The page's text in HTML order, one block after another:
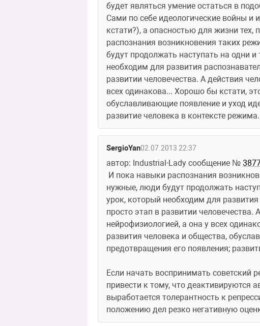
будет являться умение остаться в
Сами по себе идеологические войны
кстати?), а опасностью для жизни тех,
распознания возникновения таких
будут продолжать наступать на одни
необходим для развития
развитии человечества. А действия
всех одинакова... Хорошо бы кстати,
обуславливающие появление и уход
развитие человека в контексте режима.
SergioYan02.07.2013 22:37
автор: Industrial-Lady сообщение №
нужные, люди будут продолжать
урок, который необходим для
просто этап в развитии
нейрофизиологией, а она у всех
развития человека и общества,
предотвращения его появления;
Если начать воспринимать советский
привести к тому, что деактивируются
выработается толерантность к
положению дел резко негативную